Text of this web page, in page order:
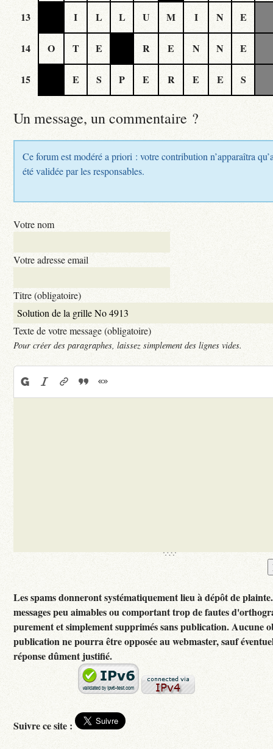
13 I L L U M I N E
14 O T E R E N N E
15 E S P E R E E S
Un message, un commentaire ?
Ce forum est modéré a priori : votre contribution n’apparaîtra
été validée par les responsables.
Votre nom
Votre adresse email
Titre (obligatoire)
Texte de votre message (obligatoire)
Pour créer des paragraphes, laissez simplement des lignes vides.
Les spams donneront systématiquement lieu à dépôt de
messages peu aimables ou comportant trop de fautes
purement et simplement supprimés sans publication. Aucune
publication ne pourra être opposée au webmaster, sauf
réponse dûment justifié.
Suivre ce site :